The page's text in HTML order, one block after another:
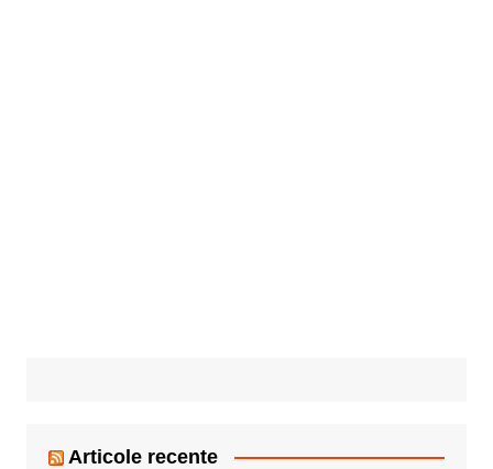
Articole recente